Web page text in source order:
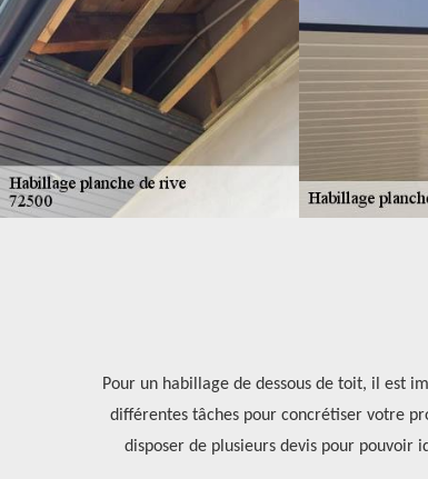
Pour un habillage de dessous de toit, il est
différentes tâches pour concrétiser votre
disposer de plusieurs devis pour pouvoir